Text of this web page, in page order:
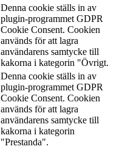
Denna cookie ställs in av
plugin-programmet GDPR
Cookie Consent. Cookien
används för att lagra
användarens samtycke till
kakorna i kategorin "Övrigt.
Denna cookie ställs in av
plugin-programmet GDPR
Cookie Consent. Cookien
används för att lagra
användarens samtycke till
kakorna i kategorin
"Prestanda".